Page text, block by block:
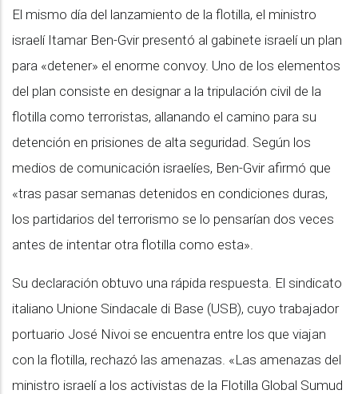
El mismo día del lanzamiento de la flotilla, el ministro
israelí Itamar Ben-Gvir presentó al gabinete israelí un plan
para «detener» el enorme convoy. Uno de los elementos
del plan consiste en designar a la tripulación civil de la
flotilla como terroristas, allanando el camino para su
detención en prisiones de alta seguridad. Según los
medios de comunicación israelíes, Ben-Gvir afirmó que
«tras pasar semanas detenidos en condiciones duras,
los partidarios del terrorismo se lo pensarían dos veces
antes de intentar otra flotilla como esta».
Su declaración obtuvo una rápida respuesta. El sindicato
italiano Unione Sindacale di Base (USB), cuyo trabajador
portuario José Nivoi se encuentra entre los que viajan
con la flotilla, rechazó las amenazas. «Las amenazas del
ministro israelí a los activistas de la Flotilla Global Sumud